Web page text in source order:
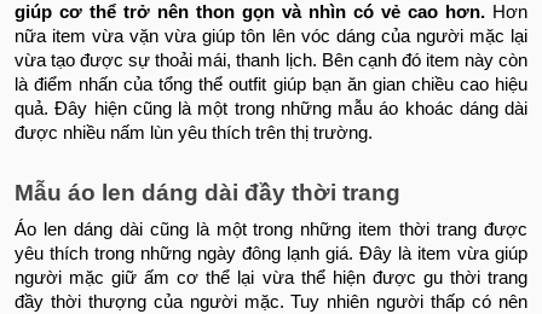
giúp cơ thể trở nên thon gọn và nhìn có vẻ cao hơn. Hơn
nữa item vừa vặn vừa giúp tôn lên vóc dáng của người mặc lại
vừa tạo được sự thoải mái, thanh lịch. Bên cạnh đó item này còn
là điểm nhấn của tổng thể outfit giúp bạn ăn gian chiều cao hiệu
quả. Đây hiện cũng là một trong những mẫu áo khoác dáng dài
được nhiều nấm lùn yêu thích trên thị trường.
Mẫu áo len dáng dài đầy thời trang
Áo len dáng dài cũng là một trong những item thời trang được
yêu thích trong những ngày đông lạnh giá. Đây là item vừa giúp
người mặc giữ ấm cơ thể lại vừa thể hiện được gu thời trang
đầy thời thượng của người mặc. Tuy nhiên người thấp có nên